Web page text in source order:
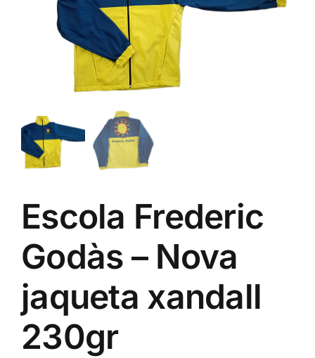
ALTAN QR
TRABAJOS REALIZADOS
CONTACTO
CATÁLOGOS
Escola Frederic
Godàs – Nova
jaqueta xandall
230gr